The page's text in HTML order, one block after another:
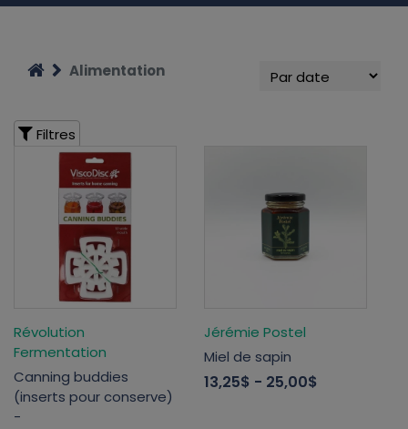
Alimentation
Filtres
Révolution
Fermentation
Canning buddies
(inserts pour conserve)
-
Jérémie Postel
Miel de sapin
13,25$ - 25,00$